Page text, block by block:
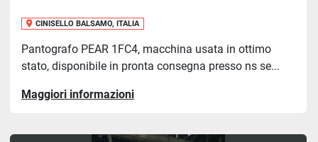
CINISELLO BALSAMO, ITALIA
Pantografo PEAR 1FC4, macchina usata in ottimo
stato, disponibile in pronta consegna presso ns se...
Maggiori informazioni